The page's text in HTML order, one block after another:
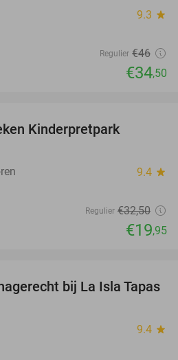
9.3 star
Regulier €46
€34,50
Kinderpretpark
9.4 star
Regulier €32,50
€19,95
26%
bij La Isla Tapas
9.4 star